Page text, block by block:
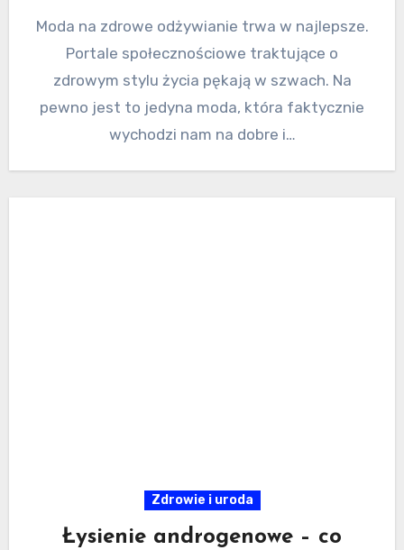
Moda na zdrowe odżywianie trwa w najlepsze.
Portale społecznościowe traktujące o
zdrowym stylu życia pękają w szwach. Na
pewno jest to jedyna moda, która faktycznie
wychodzi nam na dobre i…
Zdrowie i uroda
Łysienie androgenowe – co